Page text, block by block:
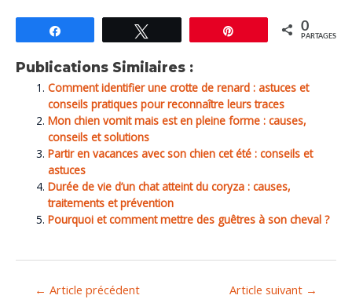
0
PARTAGES
Publications Similaires :
Comment identifier une crotte de renard : astuces et
conseils pratiques pour reconnaître leurs traces
Mon chien vomit mais est en pleine forme : causes,
conseils et solutions
Partir en vacances avec son chien cet été : conseils et
astuces
Durée de vie d’un chat atteint du coryza : causes,
traitements et prévention
Pourquoi et comment mettre des guêtres à son cheval ?
← Article précédent Article suivant →